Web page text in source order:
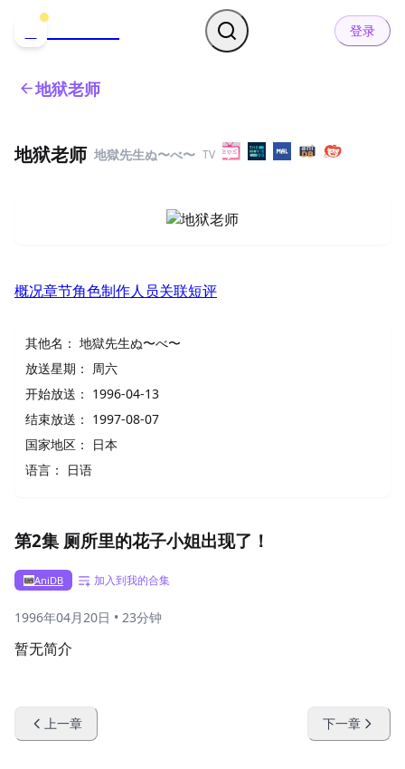
登录
地狱老师
地狱老师 地獄先生ぬ〜べ〜 TV
概况章节角色制作人员关联短评
其他名： 地獄先生ぬ〜べ〜
放送星期：
周六
开始放送： 1996-04-13
结束放送： 1997-08-07
国家地区：
日本
语言：
日语
第2集 厕所里的花子小姐出现了！
AniDB 加入到我的合集
1996年04月20日 • 23分钟
暂无简介
上一章 下一章